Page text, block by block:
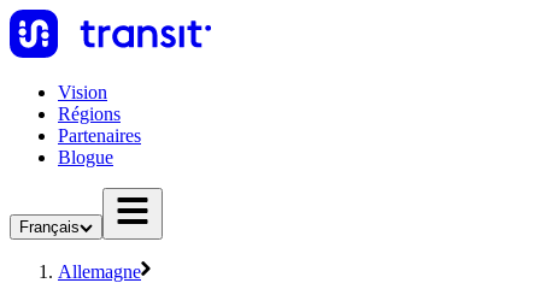
Vision
Régions
Partenaires
Blogue
Français
Allemagne